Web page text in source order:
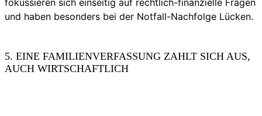
und haben besonders bei der Notfall-Nachfolge Lücken.
5. EINE FAMILIENVERFASSUNG ZAHLT SICH AUS,
AUCH WIRTSCHAFTLICH